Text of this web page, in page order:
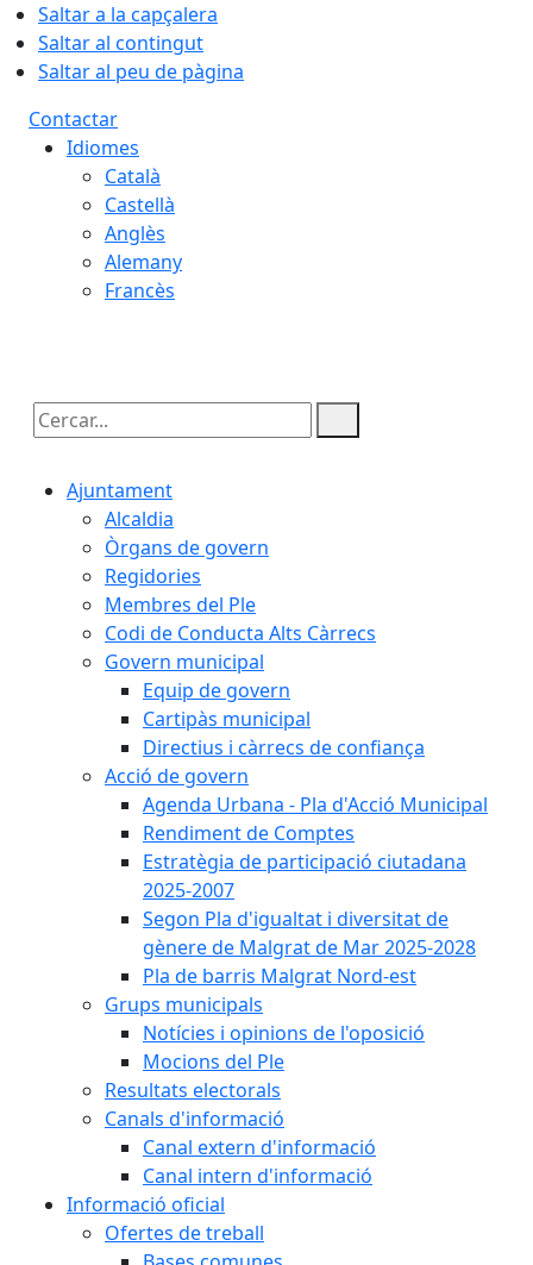
Saltar a la capçalera
Saltar al contingut
Saltar al peu de pàgina
Contactar
Idiomes
Català
Castellà
Anglès
Alemany
Francès
Cercar:
Ajuntament
Alcaldia
Òrgans de govern
Regidories
Membres del Ple
Codi de Conducta Alts Càrrecs
Govern municipal
Equip de govern
Cartipàs municipal
Directius i càrrecs de confiança
Acció de govern
Agenda Urbana - Pla d'Acció Municipal
Rendiment de Comptes
Estratègia de participació ciutadana
2025-2007
Segon Pla d'igualtat i diversitat de
gènere de Malgrat de Mar 2025-2028
Pla de barris Malgrat Nord-est
Grups municipals
Notícies i opinions de l'oposició
Mocions del Ple
Resultats electorals
Canals d'informació
Canal extern d'informació
Canal intern d'informació
Informació oficial
Ofertes de treball